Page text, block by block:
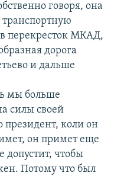
говоря, она
в перекресток МКАД,
дорога
и дальше
мы больше
силы своей
коли он
он примет еще
допустит, чтобы
Потому что был